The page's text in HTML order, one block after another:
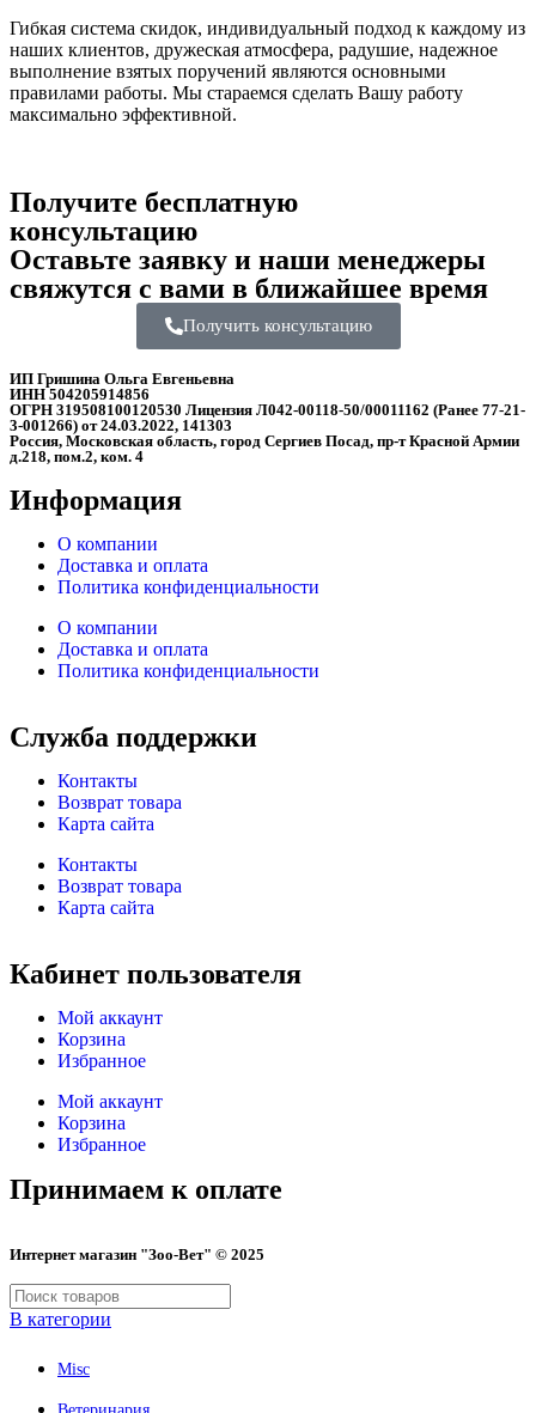
Гибкая система скидок, индивидуальный подход к каждому из
наших клиентов, дружеская атмосфера, радушие, надежное
выполнение взятых поручений являются основными
правилами работы. Мы стараемся сделать Вашу работу
максимально эффективной.
Получите бесплатную
консультацию
Оставьте заявку и наши менеджеры
свяжутся с вами в ближайшее время
Получить консультацию
ИП Гришина Ольга Евгеньевна
ИНН 504205914856
ОГРН 319508100120530 Лицензия Л042-00118-50/00011162 (Ранее 77-21-
3-001266) от 24.03.2022, 141303
Россия, Московская область, город Сергиев Посад, пр-т Красной Армии
д.218, пом.2, ком. 4
Информация
О компании
Доставка и оплата
Политика конфиденциальности
О компании
Доставка и оплата
Политика конфиденциальности
Служба поддержки
Контакты
Возврат товара
Карта сайта
Контакты
Возврат товара
Карта сайта
Кабинет пользователя
Мой аккаунт
Корзина
Избранное
Мой аккаунт
Корзина
Избранное
Принимаем к оплате
Интернет магазин "Зоо-Вет" © 2025
В категории
Misc